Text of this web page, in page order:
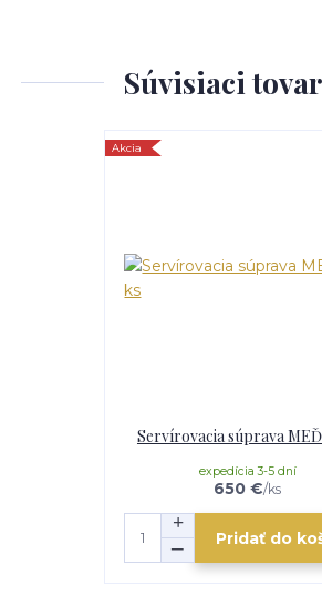
Súvisiaci tovar
Akcia
Servírovacia súprava MEĎ
650 €/ks
expedícia 3-5 dní
Pridať do